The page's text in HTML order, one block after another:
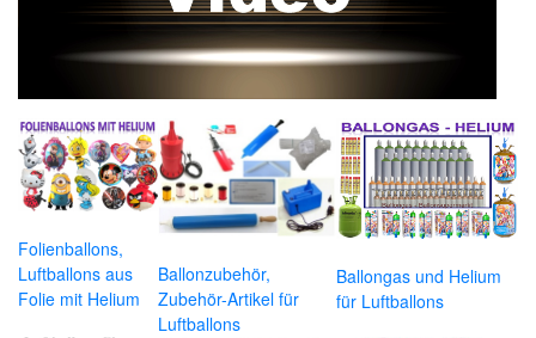
Folienballons,
Luftballons aus
Folie mit Helium
Ballonzubehör,
Zubehör-Artikel für
Luftballons
Ballongas und Helium
für Luftballons